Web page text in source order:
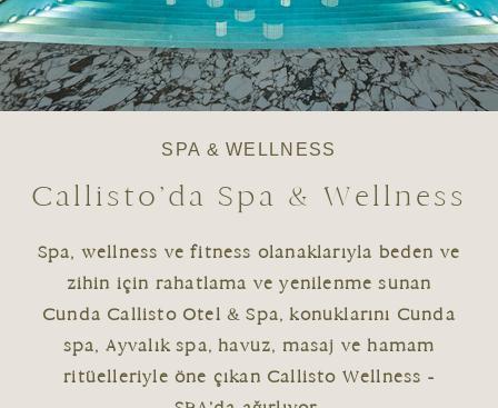
SPA & WELLNESS
Callisto’da Spa & Wellness
Spa, wellness ve fitness olanaklarıyla beden ve
zihin için rahatlama ve yenilenme sunan
Cunda Callisto Otel & Spa, konuklarını Cunda
spa, Ayvalık spa, havuz, masaj ve hamam
ritüelleriyle öne çıkan Callisto Wellness -